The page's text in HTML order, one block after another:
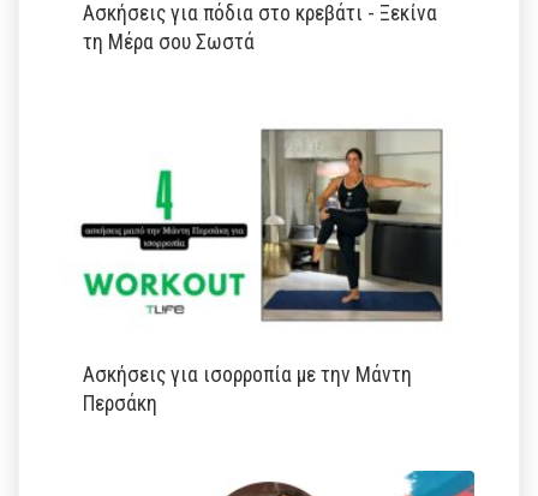
Ασκήσεις για πόδια στο κρεβάτι - Ξεκίνα
τη Μέρα σου Σωστά
Ασκήσεις για ισορροπία με την Μάντη
Περσάκη